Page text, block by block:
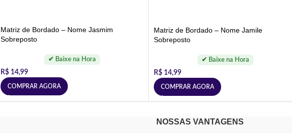
Matriz de Bordado – Nome Jasmim
Sobreposto
R$ 14,99
COMPRAR AGORA
Matriz de Bordado – Nome Jamile
Sobreposto
R$ 14,99
COMPRAR AGORA
NOSSAS VANTAGENS